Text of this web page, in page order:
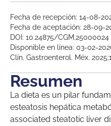
Fecha de recepción: 14-08-
Fecha de aceptación: 28-09-
DOI: 10.24875/CGM.25000024
Disponible en línea: 03-02-
Clín. Gastroenterol. Méx.
Resumen
La dieta es un pilar
esteatosis hepática
associated steatotic liver